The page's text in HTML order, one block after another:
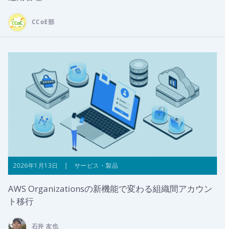
CCoE部
2026年1月13日 | サービス・製品
AWS Organizationsの新機能で変わる組織間アカウン
ト移行
石井 友也